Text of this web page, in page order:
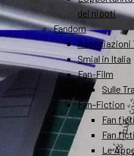
dei nipoti
Fandom
Associazioni
Smial in Italia
Fan-Film
Sulle
Fan-Fiction
Fan
Fan
Le